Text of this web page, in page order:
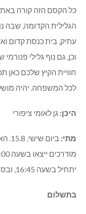
כל הקסם הזה קורה
הגלילית הקדומה, שבה
עתיק, בית כנסת קדום
וכן, גם נוף גלילי
חוויית הקיץ שלכם כאן
לכל המשפחה. יהיה
היכן: גן לאומי ציפורי
מתי:
יתחיל בשעה 16:45, ובסיומו יצא סיור מודרך נוסף.
בתשלום